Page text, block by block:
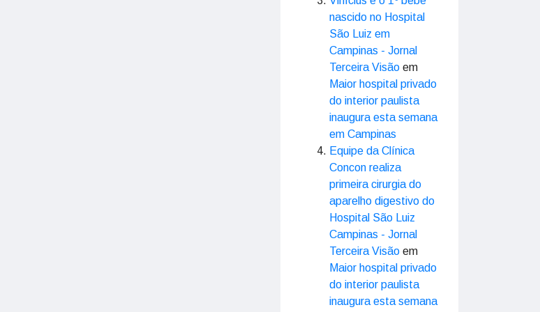
nascido no Hospital
São Luiz em
Campinas - Jornal
Terceira Visão em
Maior hospital privado
do interior paulista
inaugura esta semana
em Campinas
Equipe da Clínica
Concon realiza
primeira cirurgia do
aparelho digestivo do
Hospital São Luiz
Campinas - Jornal
Terceira Visão em
Maior hospital privado
do interior paulista
inaugura esta semana